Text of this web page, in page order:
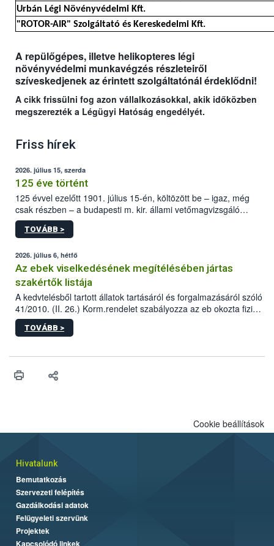
Urbán Légi Növényvédelmi Kft.
"ROTOR-AIR" Szolgáltató és Kereskedelmi Kft.
A repülőgépes, illetve helikopteres légi
növényvédelmi munkavégzés részleteiről
szíveskedjenek az érintett szolgáltatónál érdeklődni!
A cikk frissülni fog azon vállalkozásokkal, akik időközben
megszerezték a Légügyi Hatóság engedélyét.
Friss hírek
2026. július 15, szerda
125 éve történt
125 évvel ezelőtt 1901. július 15-én, költözött be – igaz, még
csak részben – a budapesti m. kir. állami vetőmagvizsgáló
állomás a Kis Rókus utca 15. szám alatti, Czigler Győző által
tervezett új épületébe.
TOVÁBB >
2026. július 6, hétfő
Az ebek viselkedésének megítélésében jártas
szakértők listája
A kedvtelésből tartott állatok tartásáról és forgalmazásáról szóló
41/2010. (II. 26.) Korm.rendelet szabályozza az eb okozta fizikai
sérülés, illetve ennek veszélye keletkezésekor felmerülő
hatósági feladatokat, valamint a veszélyes eb tartását és annak
vonni az ebek viselkedésének megítélésében jártas szakértőt.
TOVÁBB >
Cookie beállítások
Hivatalunk
Bemutatkozás
Szervezeti felépítés
Gazdálkodási adatok
Felügyeleti szervünk
Projektek
Kapcsolódó linkek